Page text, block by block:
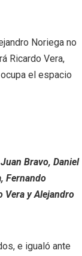
Noriega no
Ricardo Vera,
el espacio
Bravo, Daniel
Fernando
Vera y Alejandro
e igualó ante